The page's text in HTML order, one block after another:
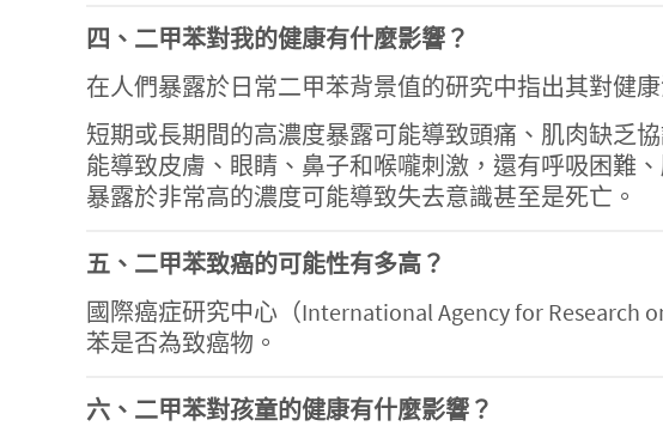
四、二甲苯對我的健康有什麼影響？
在人們暴露於日常二甲苯背景值的研究中指出其對健康
短期或長期間的高濃度暴露可能導致頭痛、肌肉缺乏
能導致皮膚、眼睛、鼻子和喉嚨刺激，還有呼吸困難
暴露於非常高的濃度可能導致失去意識甚至是死亡。
五、二甲苯致癌的可能性有多高？
國際癌症研究中心（International Agency for Research
苯是否為致癌物。
六、二甲苯對孩童的健康有什麼影響？